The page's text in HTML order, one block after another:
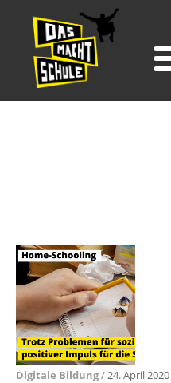
Digitale Bildung/ 24. April 2020